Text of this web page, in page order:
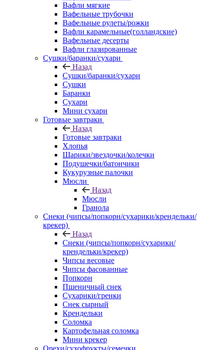
Вафли мягкие
Вафельные трубочки
Вафельные рулеты/рожки
Вафли карамельные(голландские)
Вафельные десерты
Вафли глазированные
Сушки/баранки/сухари
Назад
Сушки/баранки/сухари
Сушки
Баранки
Сухари
Мини сухари
Готовые завтраки
Назад
Готовые завтраки
Хлопья
Шарики/звездочки/колечки
Подушечки/батончики
Кукурузные палочки
Мюсли
Назад
Мюсли
Гранола
Снеки (чипсы/попкорн/сухарики/крендельки/
крекер)
Назад
Снеки (чипсы/попкорн/сухарики/
крендельки/крекер)
Чипсы весовые
Чипсы фасованные
Попкорн
Пшеничный снек
Сухарики/гренки
Снек сырный
Крендельки
Соломка
Картофельная соломка
Мини крекер
Орехи/сухофрукты/семечки